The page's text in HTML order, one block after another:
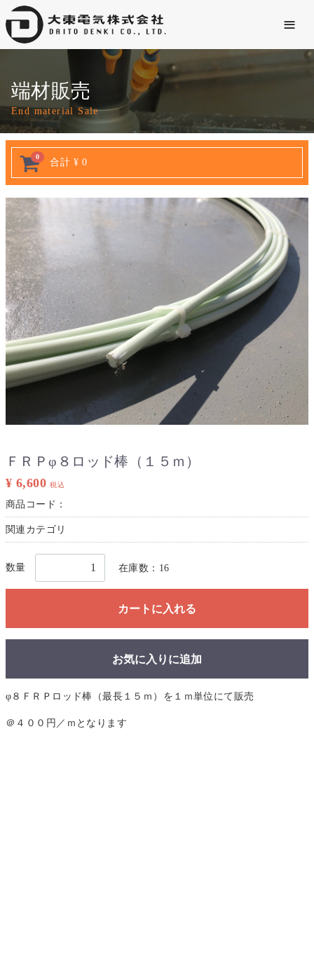
≡
端材販売
End material Sale
0
合計 ¥ 0
ＦＲＰφ８ロッド棒（１５ｍ）
¥ 6,600 税込
商品コード：
関連カテゴリ
数量 在庫数：16
カートに入れる
お気に入りに追加
φ８ＦＲＰロッド棒（最長１５ｍ）を１ｍ単位にて販売
＠４００円／ｍとなります